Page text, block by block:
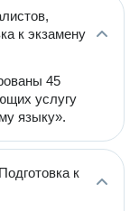
к экзамену
45
услугу
языку».
к